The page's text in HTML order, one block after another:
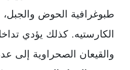
طبوغرافية الحوض والجبل،
الكارستيه. كذلك يؤدي
والقيعان الصحراوية إلى